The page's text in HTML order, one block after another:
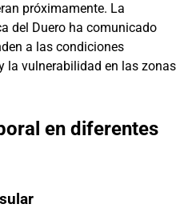
próximamente. La
del Duero ha comunicado
a las condiciones
la vulnerabilidad en las zonas
en diferentes